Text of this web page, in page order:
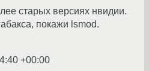
старых версиях нвидии.
покажи lsmod.
+00:00